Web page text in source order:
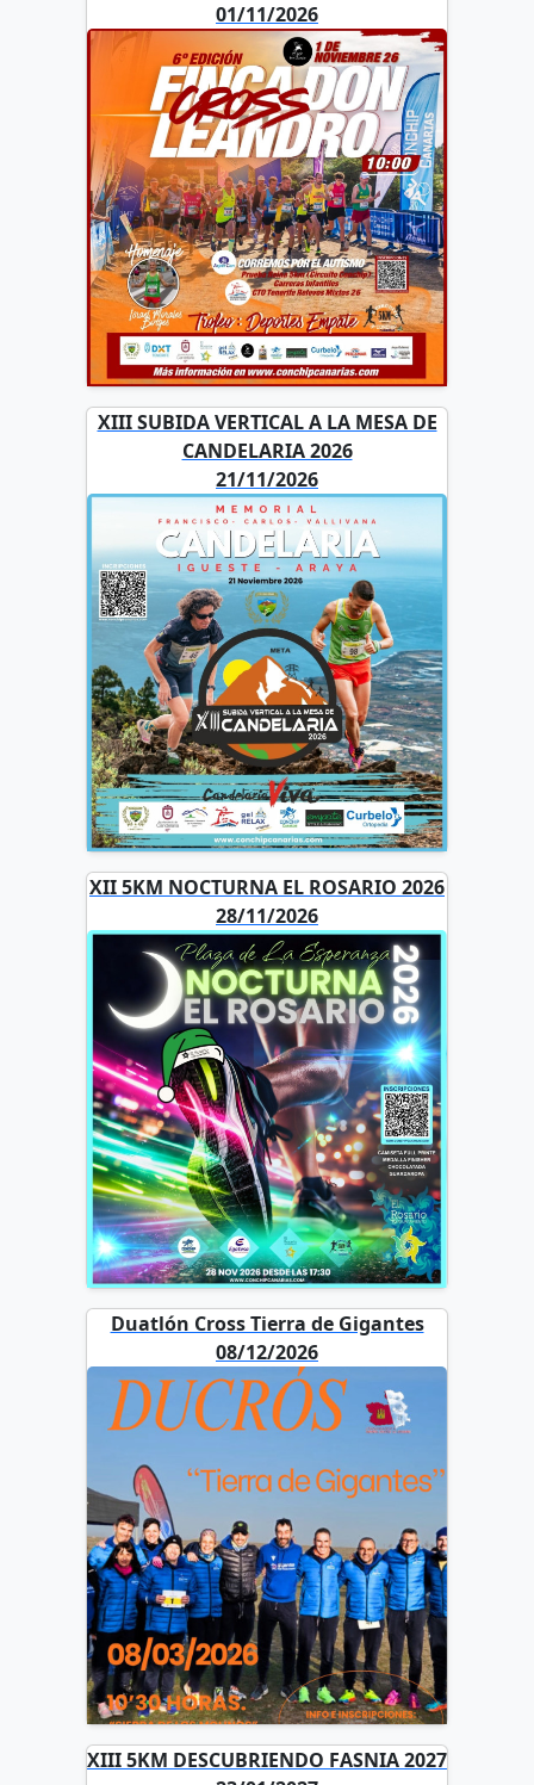
01/11/2026
XIII SUBIDA VERTICAL A LA MESA DE
CANDELARIA 2026
21/11/2026
XII 5KM NOCTURNA EL ROSARIO 2026
28/11/2026
Duatlón Cross Tierra de Gigantes
08/12/2026
XIII 5KM DESCUBRIENDO FASNIA 2027